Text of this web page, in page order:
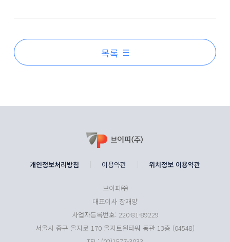
목록
개인정보처리방침 이용약관 위치정보 이용약관
브이피㈜
대표이사 장재양
사업자등록번호: 220-81-89229
서울시 중구 을지로 170 을지트윈타워 동관 13층 (04548)